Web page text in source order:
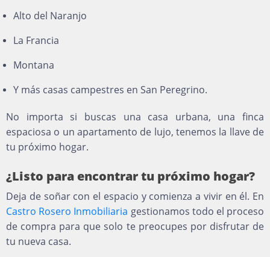
Alto del Naranjo
La Francia
Montana
Y más casas campestres en San Peregrino.
No importa si buscas una casa urbana, una finca
espaciosa o un apartamento de lujo, tenemos la llave de
tu próximo hogar.
¿Listo para encontrar tu próximo hogar?
Deja de soñar con el espacio y comienza a vivir en él. En
Castro Rosero Inmobiliaria gestionamos todo el proceso
de compra para que solo te preocupes por disfrutar de
tu nueva casa.